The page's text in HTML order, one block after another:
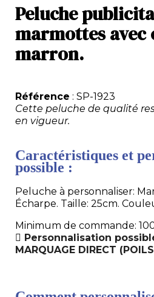
Peluche
marmottes avec
marron.
Référence : SP-1923
Cette peluche de qualité
en vigueur.
Caractéristiques et
possible :
Peluche à personnaliser:
Écharpe. Taille: 25cm.
Minimum de commande:
Personnalisation
MARQUAGE DIRECT